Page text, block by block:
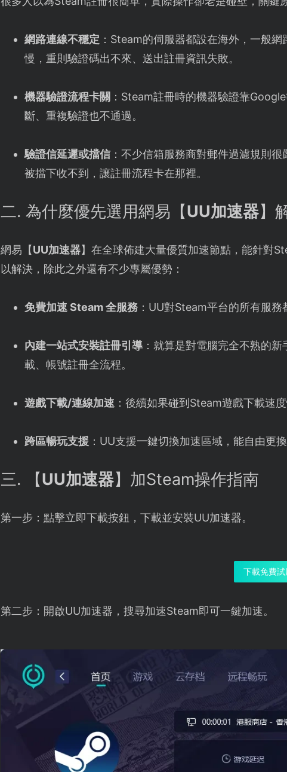
網路連線不穩定 ：Steam的伺服器都設在海外，一般
慢，重則驗證碼出不來、送出註冊資訊失敗。
機器驗證流程卡關 ：Steam註冊時的機器驗證靠
斷、重複驗證也不通過。
驗證信延遲或擋信：不少信箱服務商對郵件過濾規則
被擋下收不到，讓註冊流程卡在那裡。
二. 為什麼優先選用網易【UU加速器】
網易【UU加速器】在全球佈建大量優質加速節點，能針對
以解決，除此之外還有不少專屬優勢：
免費加速 Steam 全服務：UU對Steam平台的所有服務
內建一站式安裝註冊引導：就算是對電腦完全不熟的
載、帳號註冊全流程。
遊戲下載/連線加速 ：後續如果碰到Steam遊戲下載速
跨區暢玩支援 ：UU支援一鍵切換加速區域，能自由更
三. 【UU加速器】加Steam操作指南
第一步：點擊立即下載按鈕，下載並安裝UU加速器。
下載免費
第二步：開啟UU加速器，搜尋加速Steam即可一鍵加速。